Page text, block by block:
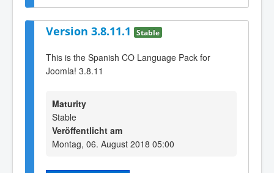
Version 3.8.11.1 Stable
This is the Spanish CO Language Pack for
Joomla! 3.8.11
Maturity
Stable
Veröffentlicht am
Montag, 06. August 2018 05:00